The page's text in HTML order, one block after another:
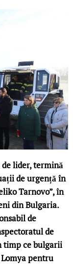
lider, termină
de urgență în
Tarnovo”, în
din Bulgaria.
de
de
timp ce bulgarii
pentru